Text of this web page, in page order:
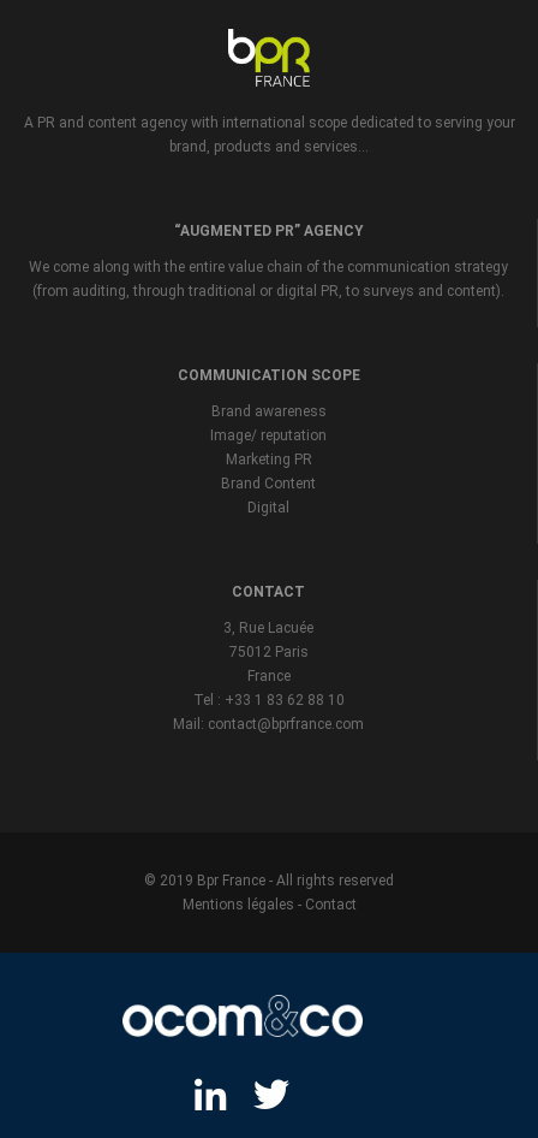
A PR and content agency with international scope dedicated to serving your
brand, products and services...
“AUGMENTED PR” AGENCY
We come along with the entire value chain of the communication strategy
(from auditing, through traditional or digital PR, to surveys and content).
COMMUNICATION SCOPE
Brand awareness
Image/ reputation
Marketing PR
Brand Content
Digital
CONTACT
3, Rue Lacuée
75012 Paris
France
Tel : +33 1 83 62 88 10
Mail: contact@bprfrance.com
© 2019 Bpr France - All rights reserved
Mentions légales - Contact